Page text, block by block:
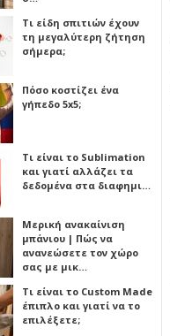
Τι είδη σπιτιών έχουν
τη μεγαλύτερη ζήτηση
σήμερα;
Πόσο κοστίζει ένα
γήπεδο 5x5;
Τι είναι το Sublimation
και γιατί αλλάζει τα
δεδομένα στα διαφημι…
Μερική ανακαίνιση
μπάνιου | Πώς να
ανανεώσετε τον χώρο
σας με μικ…
Τι είναι το Custom Made
έπιπλο και γιατί να το
επιλέξετε;